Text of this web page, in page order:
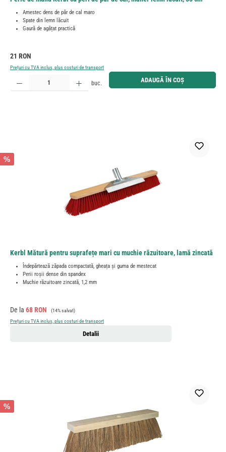
Amestec dens de păr de cal maro
Spate din lemn lăcuit
Gaură de agățat practică
Preț obișnuit:
21 RON
Prețuri cu TVA inclus, plus costuri de transport
Cantitate produs: Introduceți cantitatea dorită sau utilizați butoanele pentru a mări sau micșora
buc. ADAUGĂ ÎN COȘ
%
Kerbl Mătură pentru suprafețe mari cu muchie răzuitoare, lamă zincată
Îndepărtează zăpada compactată, gheața și guma de mestecat
Perii roșii dense din spandex
Muchie răzuitoare zincată, 1,2 mm
Preț de vânzare:
De la 68 RON Preț obișnuit:
(14% salvat)
Prețuri cu TVA inclus, plus costuri de transport
Detalii
%